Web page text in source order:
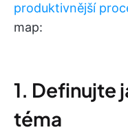
produktivnější
map:
1. Definujte
téma